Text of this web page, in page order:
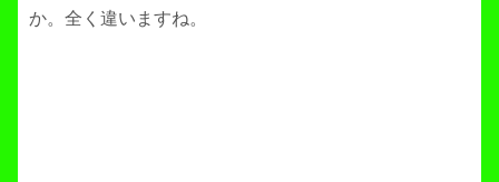
か。全く違いますね。